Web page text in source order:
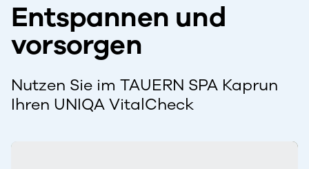
Entspannen und
vorsorgen
Nutzen Sie im TAUERN SPA Kaprun
Ihren UNIQA VitalCheck